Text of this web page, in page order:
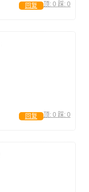
顶: 0 踩: 0
回复
顶: 0 踩: 0
回复